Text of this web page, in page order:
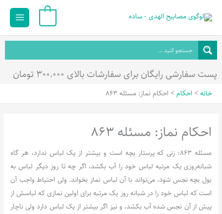
محتوا
Main
پست سفارشی رایگان برای سفارشات بالای ۳۰۰.۰۰۰ تومان
خانه احکام احکام نماز: مسئله 863
احکام نماز: مسئله 863
مسئله 863: زنی که پرستار بچه است و بیشتر از یک لباس ندارد، هر گاه
شبانه‌روزی یک مرتبه لباس خود را آب بکشد، اگر چه تا روز دیگر لباس به
بول بچه نجس شود، می‌تواند با آن لباس نماز بخواند. ولی احتیاط واجب آن
است که لباس خود را در شبانه روز یک مرتبه برای اولین نمازی که لباسش از
پیش از آن نجس شده آب بکشد، و نیز اگر بیشتر از یک لباس دارد ولی ناچار